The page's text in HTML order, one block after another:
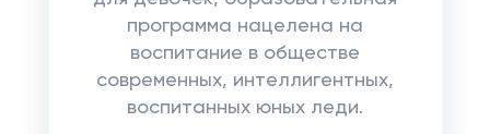
программа нацелена на
воспитание в обществе
современных, интеллигентных,
воспитанных юных леди.